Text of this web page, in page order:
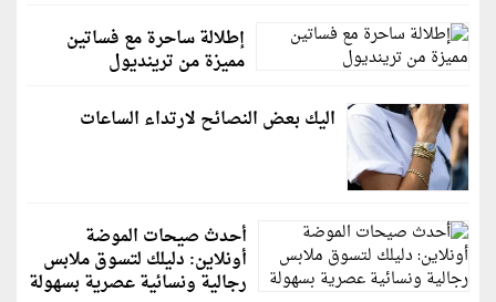
إطلالة ساحرة مع فساتين
مميزة من ترينديول
اليك بعض النصائح لارتداء الساعات
أحدث صيحات الموضة
أونلاين: دليلك لتسوق ملابس
رجالية ونسائية عصرية بسهولة